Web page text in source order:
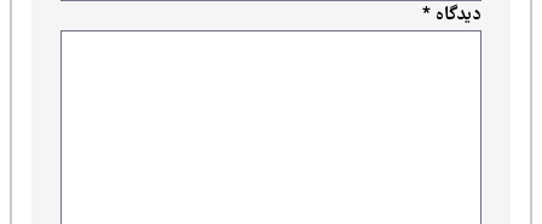
دیدگاه*